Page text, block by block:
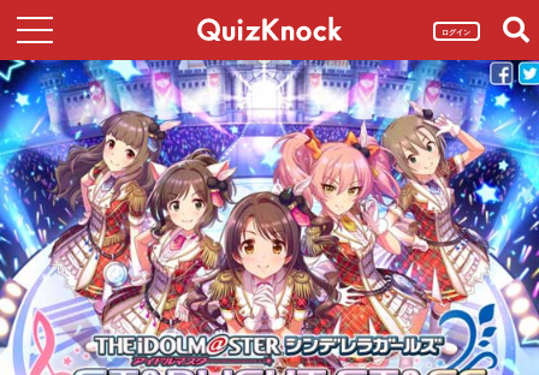
ログイン